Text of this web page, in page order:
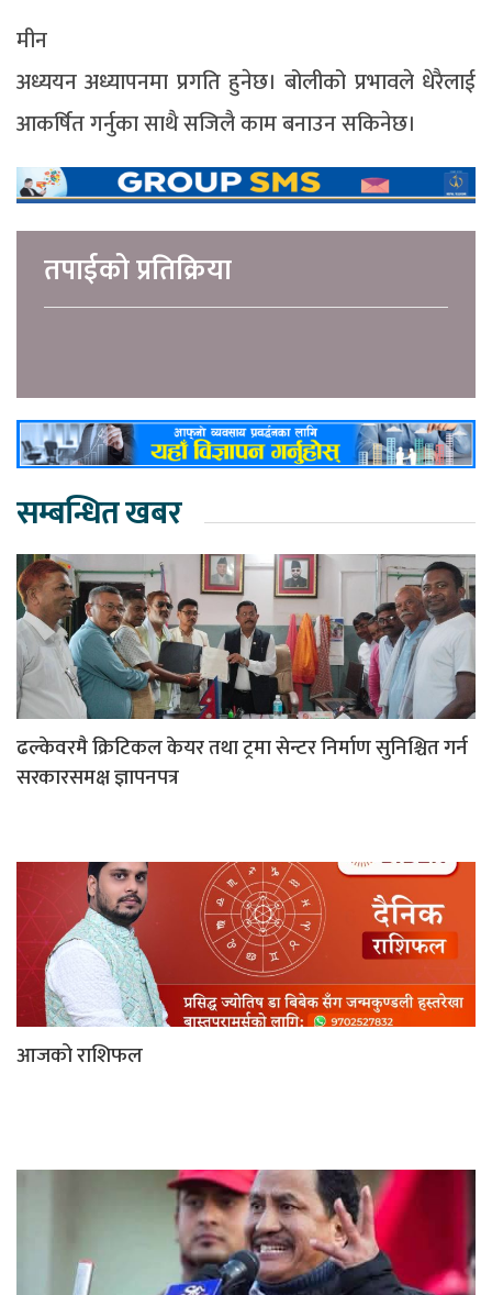
मीन
अध्ययन अध्यापनमा प्रगति हुनेछ। बोलीको प्रभावले धेरैलाई
आकर्षित गर्नुका साथै सजिलै काम बनाउन सकिनेछ।
तपाईको प्रतिक्रिया
सम्बन्धित खबर
ढल्केवरमै क्रिटिकल केयर तथा ट्रमा सेन्टर निर्माण सुनिश्चित गर्न
सरकारसमक्ष ज्ञापनपत्र
आजको राशिफल